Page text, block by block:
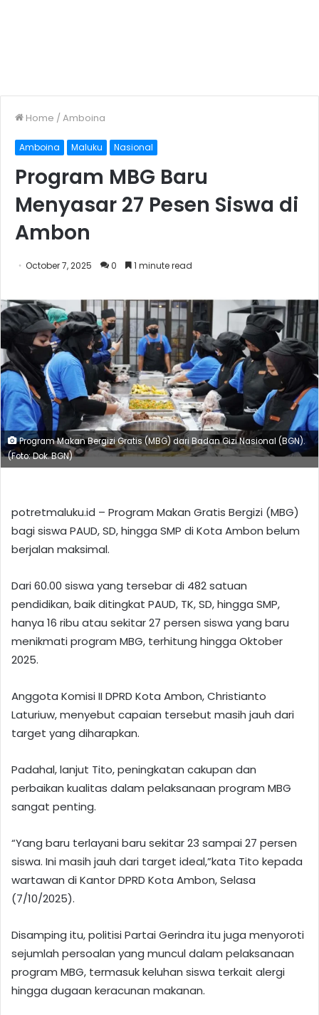
Home /Amboina
Amboina Maluku Nasional
Program MBG Baru
Menyasar 27 Pesen Siswa di
Ambon
October 7, 2025 0 1 minute read
Program Makan Bergizi Gratis (MBG) dari Badan Gizi Nasional (BGN).
(Foto: Dok. BGN)
potretmaluku.id – Program Makan Gratis Bergizi (MBG)
bagi siswa PAUD, SD, hingga SMP di Kota Ambon belum
berjalan maksimal.
Dari 60.00 siswa yang tersebar di 482 satuan
pendidikan, baik ditingkat PAUD, TK, SD, hingga SMP,
hanya 16 ribu atau sekitar 27 persen siswa yang baru
menikmati program MBG, terhitung hingga Oktober
2025.
Anggota Komisi II DPRD Kota Ambon, Christianto
Laturiuw, menyebut capaian tersebut masih jauh dari
target yang diharapkan.
Padahal, lanjut Tito, peningkatan cakupan dan
perbaikan kualitas dalam pelaksanaan program MBG
sangat penting.
“Yang baru terlayani baru sekitar 23 sampai 27 persen
siswa. Ini masih jauh dari target ideal,”kata Tito kepada
wartawan di Kantor DPRD Kota Ambon, Selasa
(7/10/2025).
Disamping itu, politisi Partai Gerindra itu juga menyoroti
sejumlah persoalan yang muncul dalam pelaksanaan
program MBG, termasuk keluhan siswa terkait alergi
hingga dugaan keracunan makanan.